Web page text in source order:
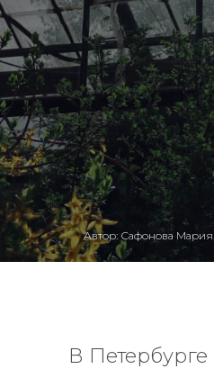
Автор: Сафонова Мария,
В